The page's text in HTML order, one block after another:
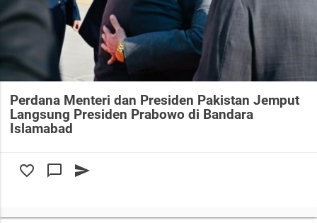
Perdana Menteri dan Presiden Pakistan Jemput
Langsung Presiden Prabowo di Bandara
Islamabad
favorite_border chat_bubble_outline send